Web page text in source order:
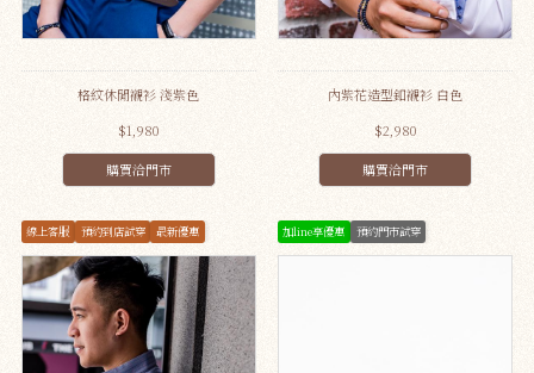
格紋休閒襯衫 淺紫色
$1,980
購買洽門市
內紫花造型釦襯衫 白色
$2,980
購買洽門市
線上客服 預約到店試穿 最新優惠 加line享優惠 預約門市試穿